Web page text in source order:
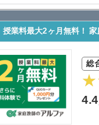
授業料最大2ヶ月無料！
総